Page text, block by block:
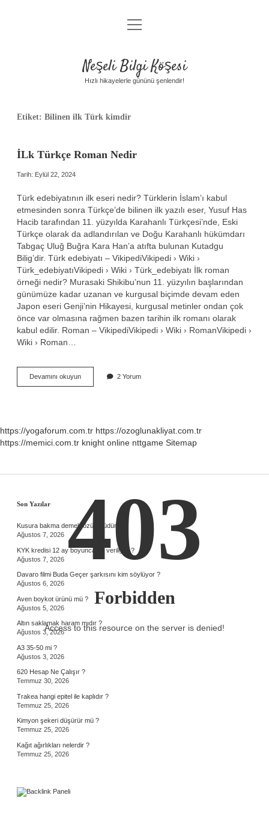
Anasayfa
Yasal Uyarı
menüyü
aç
Neşeli Bilgi Köşesi
Hızlı hikayelerle gününü şenlendir!
Etiket: Bilinen ilk Türk kimdir
İLk Türkçe Roman Nedir
Tarih: Eylül 22, 2024
Türk edebiyatının ilk eseri nedir? Türklerin İslam’ı kabul
etmesinden sonra Türkçe’de bilinen ilk yazılı eser, Yusuf Has
Hacib tarafından 11. yüzyılda Karahanlı Türkçesi’nde, Eski
Türkçe olarak da adlandırılan ve Doğu Karahanlı hükümdarı
Tabgaç Uluğ Buğra Kara Han’a atıfta bulunan Kutadgu
Bilig’dir. Türk edebiyatı – VikipediVikipedi › Wiki ›
Türk_edebiyatıVikipedi › Wiki › Türk_edebiyatı İlk roman
örneği nedir? Murasaki Shikibu’nun 11. yüzyılın başlarından
günümüze kadar uzanan ve kurgusal biçimde devam eden
Japon eseri Genji’nin Hikayesi, kurgusal metinler ondan çok
önce var olmasına rağmen bazen tarihin ilk romanı olarak
kabul edilir. Roman – VikipediVikipedi › Wiki › RomanVikipedi ›
Wiki › Roman…
Devamını okuyunİLk
Türkçe
2 Yorum
https://yogaforum.com.tr https://ozoglunakliyat.com.tr
https://memici.com.tr knight online nttgame Sitemap
Sidebar
Son Yazılar
Kusura bakma demek özür müdür ?
Ağustos 7, 2026
KYK kredisi 12 ay boyunca mı veriliyor ?
Ağustos 7, 2026
Davaro filmi Buda Geçer şarkısını kim söylüyor ?
Ağustos 6, 2026
Aven boykot ürünü mü ?
Ağustos 5, 2026
Altın saklamak haram mıdır ?
Ağustos 3, 2026
A3 35-50 mi ?
Ağustos 3, 2026
620 Hesap Ne Çalışır ?
Temmuz 30, 2026
Trakea hangi epitel ile kaplıdır ?
Temmuz 25, 2026
Kimyon şekeri düşürür mü ?
Temmuz 25, 2026
Kağıt ağırlıkları nelerdir ?
Temmuz 25, 2026
403
Forbidden
Access to this resource on the server is denied!